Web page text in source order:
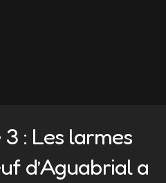
: Les larmes
d’Aguabrial a